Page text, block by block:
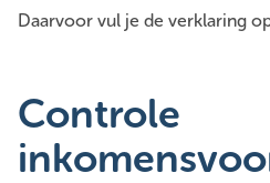
Daarvoor vul je de verklaring
Controle